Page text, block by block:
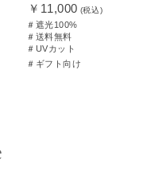
￥11,000 (税込)
＃遮光100%
＃送料無料
＃UVカット
＃ギフト向け